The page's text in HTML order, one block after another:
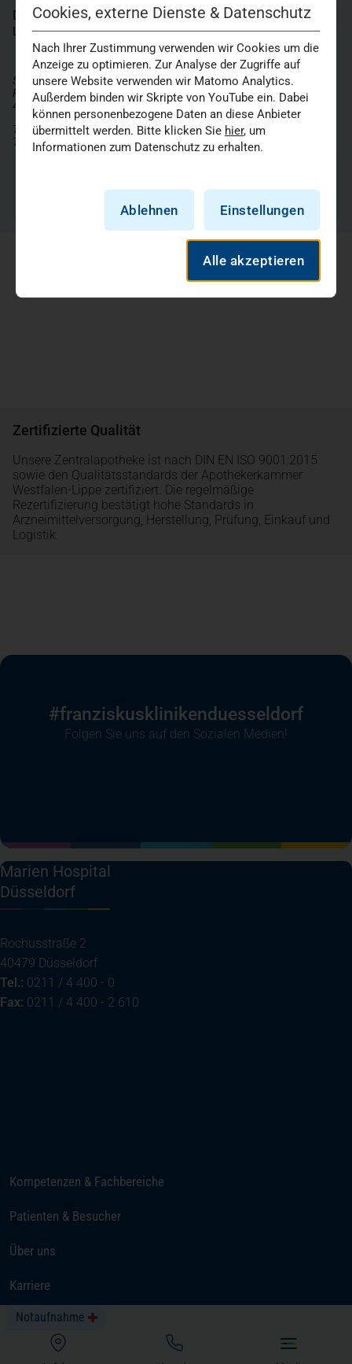
Notaufnahme
(öffnet in einem neuen Tab)
Dr. rer. nat. Gery Schmitz
Leitung Zentralapotheke
Standort Marien Hospital Düsseldorf
Rochusstr. 2
40479 Düsseldorf
Telefon: 0211 4400-7201
Telefax: 0211 4400-7216
Zertifizierte Qualität
Unsere Zentralapotheke ist nach DIN EN ISO 9001:2015
sowie den Qualitätsstandards der Apothekerkammer
Westfalen-Lippe zertifiziert. Die regelmäßige
Rezertifizierung bestätigt hohe Standards in
Arzneimittelversorgung, Herstellung, Prüfung, Einkauf und
Logistik.
#franziskuskliniken­duesseldorf
Folgen Sie uns auf den Sozialen Medien!
Marien Hospital
Düsseldorf
Rochusstraße 2
40479 Düsseldorf
Tel.: 0211 / 4 400 - 0
Fax: 0211 / 4 400 - 2 610
Kompetenzen & Fachbereiche
Patienten & Besucher
Über uns
Karriere
Neuigkeiten
Cookies, externe Dienste & Datenschutz
Nach Ihrer Zustimmung verwenden wir Cookies um die
Anzeige zu optimieren. Zur Analyse der Zugriffe auf
unsere Website verwenden wir Matomo Analytics.
Außerdem binden wir Skripte von YouTube ein. Dabei
können personenbezogene Daten an diese Anbieter
übermittelt werden. Bitte klicken Sie hier, um
Informationen zum Datenschutz zu erhalten.
Ablehnen Einstellungen
Alle akzeptieren